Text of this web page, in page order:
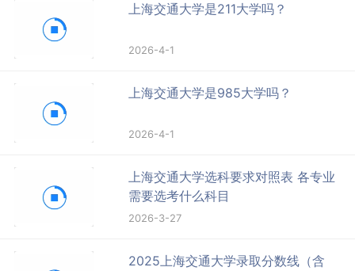
上海交通大学是211大学吗？
2026-4-1
上海交通大学是985大学吗？
2026-4-1
上海交通大学选科要求对照表 各专业
需要选考什么科目
2026-3-27
2025上海交通大学录取分数线（含